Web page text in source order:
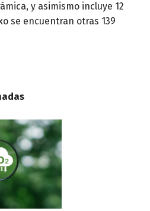
y asimismo incluye 12
se encuentran otras 139